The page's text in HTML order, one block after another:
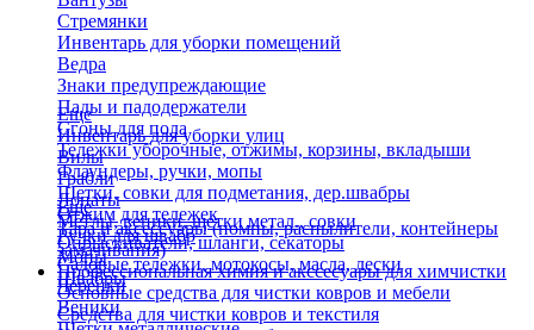
Стремянки
Инвентарь для уборки помещений
Ведра
Знаки предупреждающие
Пады и падодержатели
Сгоны для пола
Тележки уборочные, отжимы, корзины, вкладыши
Флаундеры, ручки, мопы
Щетки, совки для подметания, дер.швабры
Отжим для тележек
Ручки для швабр
Мопы
Швабры
Еще
Инвентарь для уборки улиц
Вилы
Грабли
Лопаты
Метлы, веники, щетки метал., совки
Опрыскиватели, шланги, секаторы
Садовые тележки, мотокосы, масла, лески
Черенки
Веники
Еще
Тара и аксессуары (помпы, распылители, контейнеры
замачивания)
Профессиональная химия и акссесуары для химчистки
Основные средства для чистки ковров и мебели
Средства для чистки ковров и текстиля